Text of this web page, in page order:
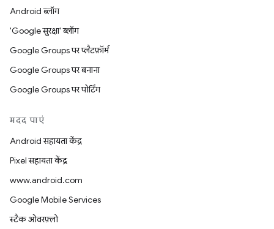
Android ब्लॉग
'Google सुरक्षा' ब्लॉग
Google Groups पर प्लैटफ़ॉर्म
Google Groups पर बनाना
Google Groups पर पोर्टिंग
मदद पाएं
Android सहायता केंद्र
Pixel सहायता केंद्र
www.android.com
Google Mobile Services
स्टैक ओवरफ़्लो